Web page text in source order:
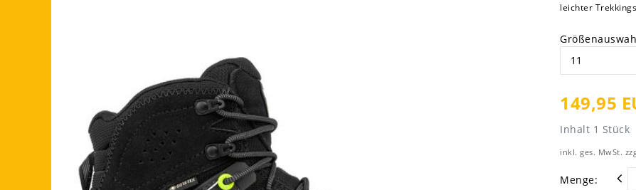
leichter
149,95
Inhalt 1 Stück
inkl. ges. MwSt.
Menge: